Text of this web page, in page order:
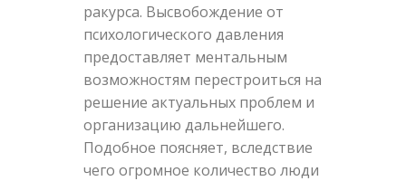
ракурса. Высвобождение от
психологического давления
предоставляет ментальным
возможностям перестроиться на
решение актуальных проблем и
организацию дальнейшего.
Подобное поясняет, вследствие
чего огромное количество люди